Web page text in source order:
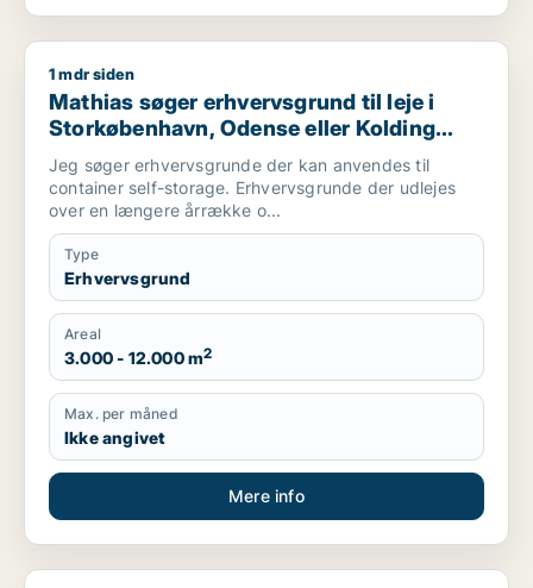
Mathias søger erhvervsgrund til leje i Storkøbenhavn,
1 mdr siden
Mathias søger erhvervsgrund til leje i
Storkøbenhavn, Odense eller Kolding
m.fl.
Jeg søger erhvervsgrunde der kan anvendes til
container self-storage. Erhvervsgrunde der udlejes
over en længere årrække o...
Type
Erhvervsgrund
Areal
3.000 - 12.000 m2
Max. per måned
Ikke angivet
Mere info